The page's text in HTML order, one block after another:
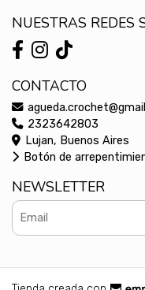
NUESTRAS REDES
CONTACTO
2323642803
Lujan, Buenos Aires
Botón de
NEWSLETTER